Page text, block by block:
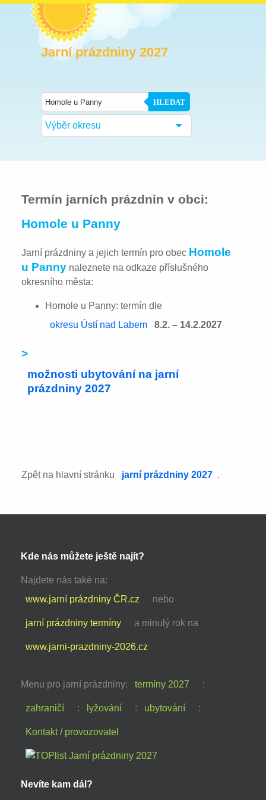
Jarní prázdniny 2027
HLEDAT
Výběr okresu
Termín jarních prázdnin v obci:
Homole u Panny
Jarní prázdniny a jejich termín pro obec Homole
u Panny naleznete na odkaze příslušného
okresního města:
Homole u Panny: termín dle
okresu Ústí nad Labem
8.2. – 14.2.2027
>
možnosti ubytování na jarní
prázdniny 2027
Zpět na hlavní stránku jarní prázdniny 2027 .
Kde nás můžete ještě najít?
Najdete nás také na:
www.jarní prázdniny ČR.cz
nebo
jarní prázdniny termíny a minulý rok na
www.jarni-prazdniny-2026.cz
Menu pro jarní prázdniny: termíny 2027 :
zahraničí : lyžování : ubytování :
Kontakt / provozovatel
Nevíte kam dál?